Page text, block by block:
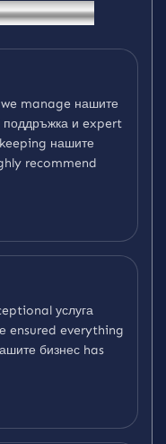
ентиSay
manage нашите
поддръжка и expert
нашите
recommend
услуга
ensured everything
бизнес has